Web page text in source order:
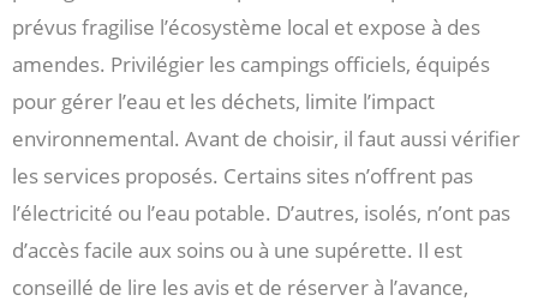
prévus fragilise l’écosystème local et expose à des
amendes. Privilégier les campings officiels, équipés
pour gérer l’eau et les déchets, limite l’impact
environnemental. Avant de choisir, il faut aussi vérifier
les services proposés. Certains sites n’offrent pas
l’électricité ou l’eau potable. D’autres, isolés, n’ont pas
d’accès facile aux soins ou à une supérette. Il est
conseillé de lire les avis et de réserver à l’avance,